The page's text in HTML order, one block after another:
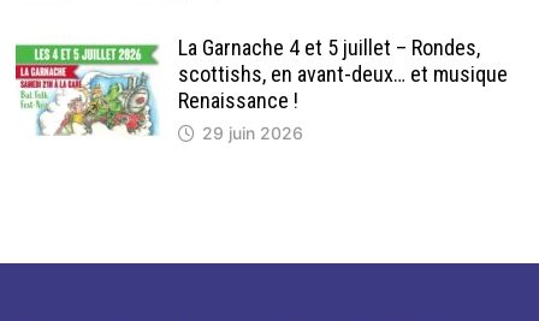
La Garnache 4 et 5 juillet – Rondes,
scottishs, en avant-deux… et musique
Renaissance !
29 juin 2026